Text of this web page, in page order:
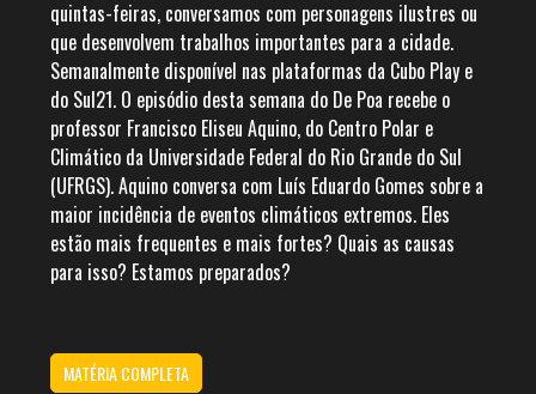
quintas-feiras, conversamos com personagens ilustres ou
que desenvolvem trabalhos importantes para a cidade.
Semanalmente disponível nas plataformas da Cubo Play e
do Sul21. O episódio desta semana do De Poa recebe o
professor Francisco Eliseu Aquino, do Centro Polar e
Climático da Universidade Federal do Rio Grande do Sul
(UFRGS). Aquino conversa com Luís Eduardo Gomes sobre a
maior incidência de eventos climáticos extremos. Eles
estão mais frequentes e mais fortes? Quais as causas
para isso? Estamos preparados?
MATÉRIA COMPLETA